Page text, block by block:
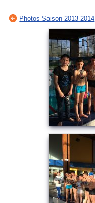
Photos Saison 2013-2014